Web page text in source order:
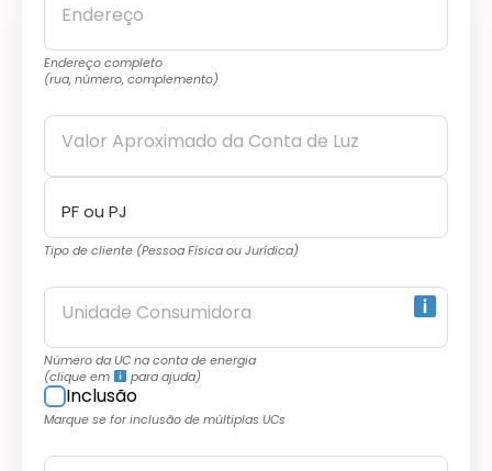
Endereço
Endereço completo
(rua, número, complemento)
Valor Aproximado da Conta de Luz
Tipo de cliente (Pessoa Física ou Jurídica)
Unidade Consumidora
Número da UC na conta de energia
(clique em
para ajuda)
Inclusão
Marque se for inclusão de múltiplas UCs